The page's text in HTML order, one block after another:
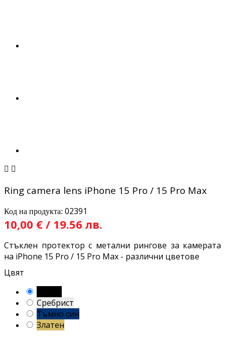
 
Ring camera lens iPhone 15 Pro / 15 Pro Max
Код на продукта: 02391
10,00 € / 19.56 лв.
Стъклен протектор с метални рингове за камерата
на iPhone 15 Pro / 15 Pro Max - различни цветове
Цвят
Сребрист
Тъмно син
Златен